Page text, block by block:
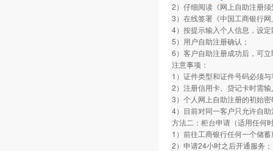
2）仔细阅读《网上自助注册须
3）在线签署《中国工商银行
4）按提示输入个人信息，设
5）用户自助注册确认；
6）客户自助注册成功后，可
注意事项：
1）证件类型和证件号码必须
2）注册信用卡、贷记卡时需
3）个人网上自助注册的初始
4）目前对同一客户只允许自
方法二：柜台申请（适用任何
1）前往工商银行任何一个储
2）申请24小时之后开通服务；